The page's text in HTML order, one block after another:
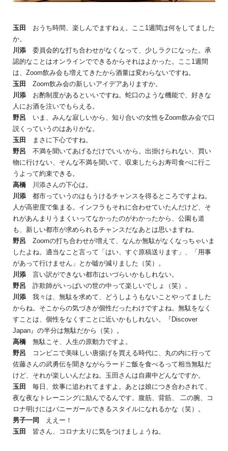
玉田
おうち時間、楽しんでますねぇ。ここ1週間は何をしてました
か。
川添 委員会的な打ち合わせがなくなって、少しラクになった。承
認的なことはオンラインでできるからそれはよかった。ここ1週間
は、Zoom飲み会も増えてきたから酒量は変わらないですね。
玉田
Zoom飲み会の新しいアイデアありますか。
川添 お酌制度があるといいですね。蛇口のような機能で、好きな
人にお酒を注いでもらえる。
野呂 いま、みんな寂しいから、知り合いの女性をZoom飲み会で口
説くっていうのはありかな。
玉田
まさに下心ですね。
野呂 不満を聞いてあげるだけでいいから。出掛けられない、買い
物に行けない、そんな不満を聞いて、収束したらお寿司食べに行こ
うよって約束できる。
高橋 川添さんの下心は。
川添 都市っていうのはもうけるチャンスを得るところですよね。
人が高密度で集まる。インフラもそれに合わせていたんだけど、そ
れがあんまりうまくいってなかったのがわかったから、公園も道
も、新しい都市が求められるチャンスだなあとは思いますね。
野呂 Zoomの打ち合わせが増えて、なんか無駄がなくなっちゃいま
したよね。適当なこと言って「はい、すぐ原稿送ります」、「用事
があって行けません」とか嘘が減りました（笑）。
川添 言い訳ができない都市はいづらいかもしれない。
野呂 詐欺師がいっぱいの世の中って楽しいでしょ（笑）。
川添 我々は、無駄を求めて、どうしようもないことやってました
からね。そこからの気づきが個性だったわけですよね。無駄をなく
すことは、個性をなくすことに近いかもしれない。『Discover
Japan』の半分は無駄だから（笑）。
高橋 無駄こそ、人生の原動力ですよ。
野呂 コンビニで美味しい唐揚げを買える時代に、丸の内に行って
佐藤さんの武勇伝を聞きながらラードご飯を食べるって相当無駄だ
けど、それが楽しいんだよね。玉田さんは自粛中どんなですか。
玉田
毎日、炊事に追われてますよ。あとは娘につき合わされて、
夜な夜なトレーニングに励んでるんです。腹筋、背筋、 二の腕、コ
ロナ明けにはバニーガールできるスタイルになれるかな（笑）。
男子一同
ええー！
玉田
皆さん、コロナ太りに気をつけましょうね。